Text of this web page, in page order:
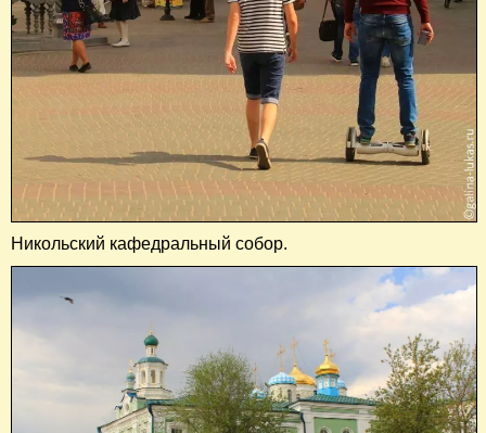
Никольский кафедральный собор.